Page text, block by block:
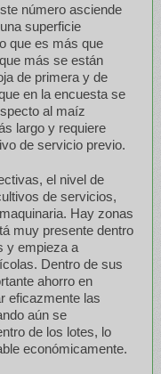
número asciende
superficie
que es más que
más se están
de primera y de
en la encuesta se
al maíz
largo y requiere
de servicio previo.
el nivel de
de servicios,
Hay zonas
muy presente dentro
y empieza a
Dentro de sus
ahorro en
eficazmente las
aún se
de los lotes, lo
económicamente.